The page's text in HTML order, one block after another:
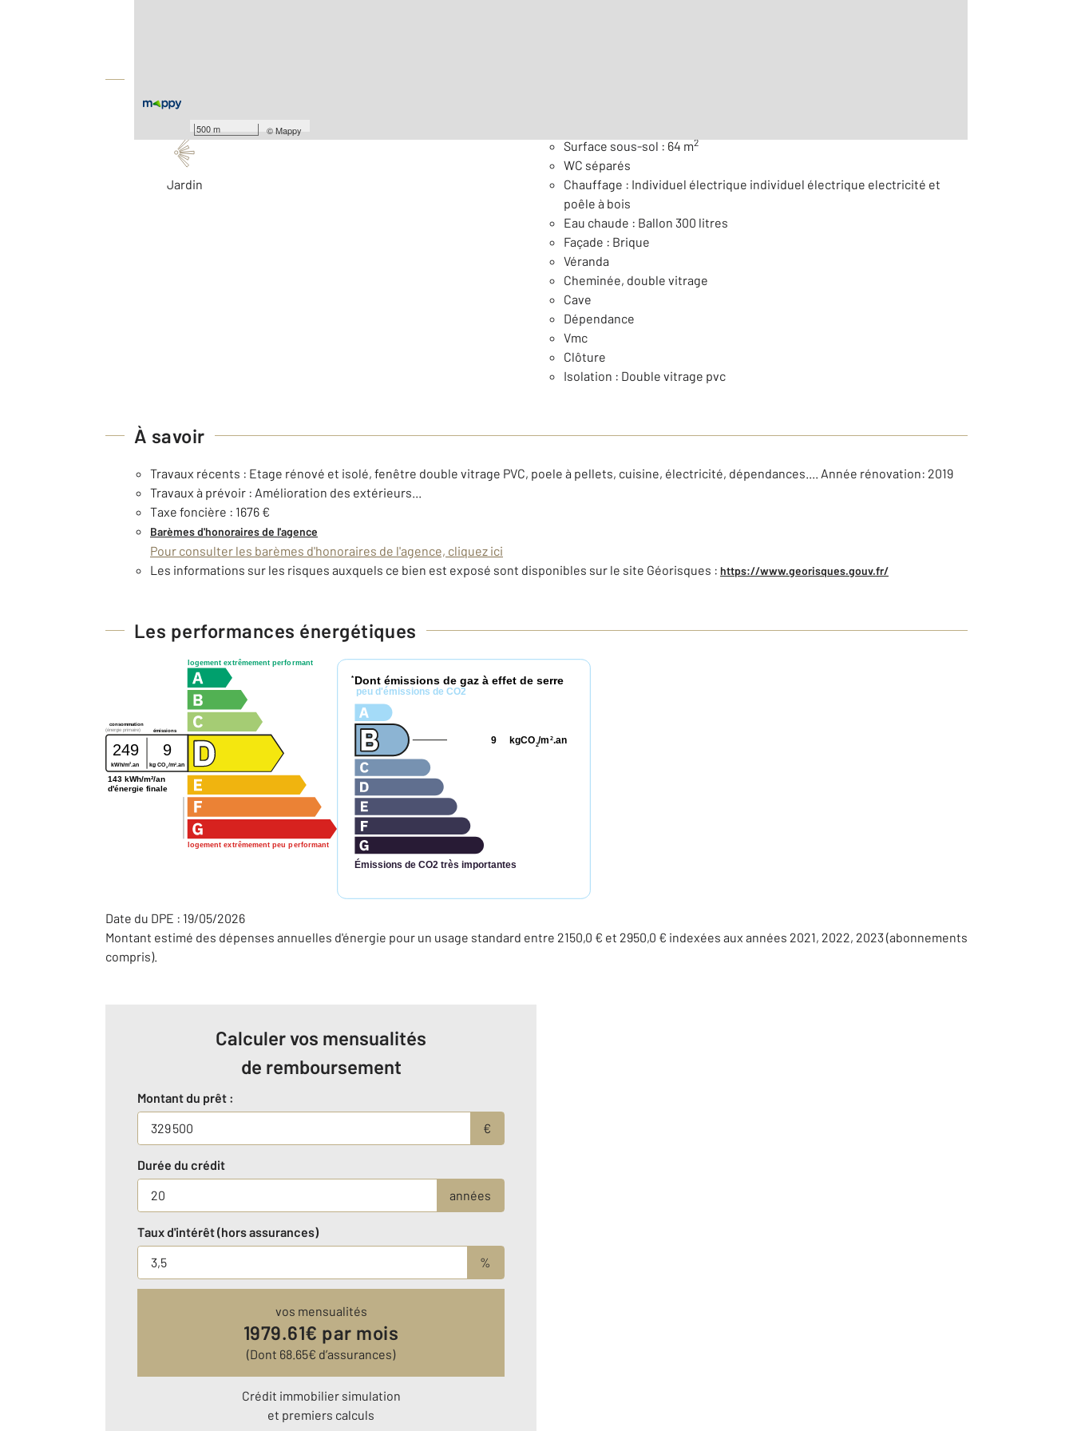
500 m ©Mappy
Jardin
Surface sous-sol : 64 m2
WC séparés
Chauffage : Individuel électrique individuel électrique electricité et
poêle à bois
Eau chaude : Ballon 300 litres
Façade : Brique
Véranda
Cheminée, double vitrage
Cave
Dépendance
Vmc
Clôture
Isolation : Double vitrage pvc
À savoir
Travaux récents : Etage rénové et isolé, fenêtre double vitrage PVC, poele à pellets, cuisine, électricité, dépendances.... Année rénovation: 2019
Travaux à prévoir : Amélioration des extérieurs...
Taxe foncière : 1676 €
Barèmes d'honoraires de l'agence
Pour consulter les barèmes d'honoraires de l'agence, cliquez ici
Les informations sur les risques auxquels ce bien est exposé sont disponibles sur le site Géorisques : https://www.georisques.gouv.fr/
Les performances énergétiques
logement extrêmement performant
logement extrêmement peu performant
consommation
émissions
(énergie primaire)
249 9
kWh/m2 .an kg CO2 /m2 .an
143 kWh/m²/an
d'énergie finale
* Dont émissions de gaz à effet de serre
peu d'émissions de CO2
Émissions de CO2 très importantes
kgCO2/m 2.an
9
Date du DPE : 19/05/2026
Montant estimé des dépenses annuelles d'énergie pour un usage standard entre 2150,0 € et 2950,0 € indexées aux années 2021, 2022, 2023 (abonnements
compris).
Calculer vos mensualités
de remboursement
Montant du prêt :
€
Durée du crédit
années
Taux d'intérêt (hors assurances)
%
vos mensualités
1979.61€ par mois
(Dont 68.65€ d’assurances)
Crédit immobilier simulation
et premiers calculs